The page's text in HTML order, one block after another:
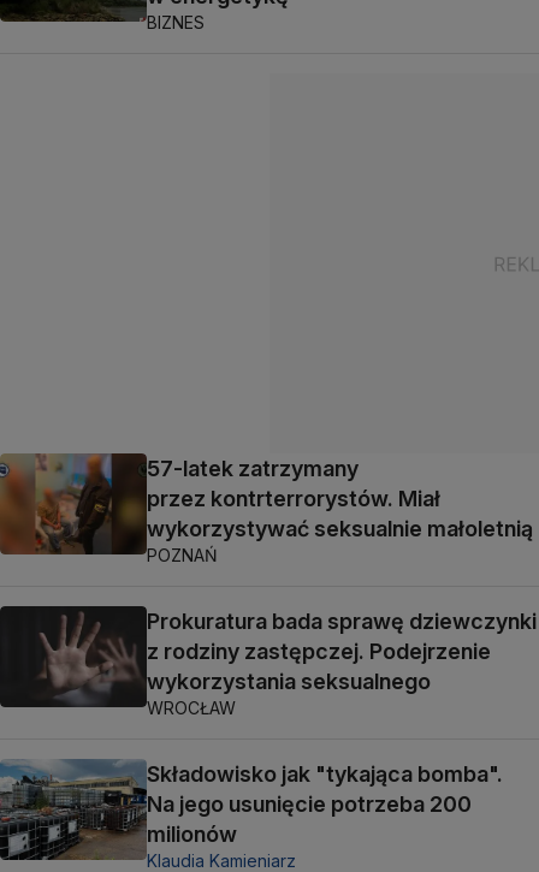
BIZNES
57-latek zatrzymany
przez kontrterrorystów. Miał
wykorzystywać seksualnie małoletnią
POZNAŃ
Prokuratura bada sprawę dziewczynki
z rodziny zastępczej. Podejrzenie
wykorzystania seksualnego
WROCŁAW
Składowisko jak "tykająca bomba".
Na jego usunięcie potrzeba 200
milionów
Klaudia Kamieniarz